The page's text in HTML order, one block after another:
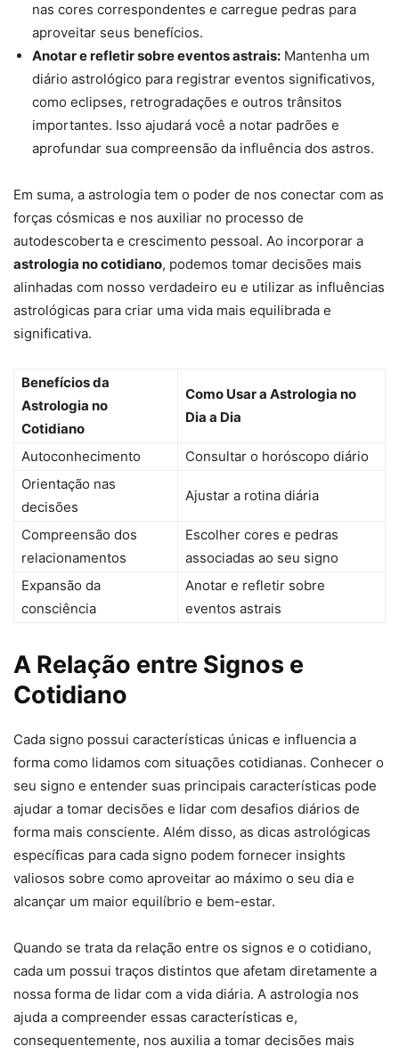
nas cores correspondentes e carregue pedras para
aproveitar seus benefícios.
Anotar e refletir sobre eventos astrais: Mantenha um
diário astrológico para registrar eventos significativos,
como eclipses, retrogradações e outros trânsitos
importantes. Isso ajudará você a notar padrões e
aprofundar sua compreensão da influência dos astros.
Em suma, a astrologia tem o poder de nos conectar com as
forças cósmicas e nos auxiliar no processo de
autodescoberta e crescimento pessoal. Ao incorporar a
astrologia no cotidiano, podemos tomar decisões mais
alinhadas com nosso verdadeiro eu e utilizar as influências
astrológicas para criar uma vida mais equilibrada e
significativa.
Benefícios da
Astrologia no
Cotidiano
Como Usar a Astrologia no
Dia a Dia
Autoconhecimento
Consultar o horóscopo diário
Orientação nas
decisões
Ajustar a rotina diária
Compreensão dos
relacionamentos
Escolher cores e pedras
associadas ao seu signo
Expansão da
consciência
Anotar e refletir sobre
eventos astrais
A Relação entre Signos e
Cotidiano
Cada signo possui características únicas e influencia a
forma como lidamos com situações cotidianas. Conhecer o
seu signo e entender suas principais características pode
ajudar a tomar decisões e lidar com desafios diários de
forma mais consciente. Além disso, as dicas astrológicas
específicas para cada signo podem fornecer insights
valiosos sobre como aproveitar ao máximo o seu dia e
alcançar um maior equilíbrio e bem-estar.
Quando se trata da relação entre os signos e o cotidiano,
cada um possui traços distintos que afetam diretamente a
nossa forma de lidar com a vida diária. A astrologia nos
ajuda a compreender essas características e,
consequentemente, nos auxilia a tomar decisões mais